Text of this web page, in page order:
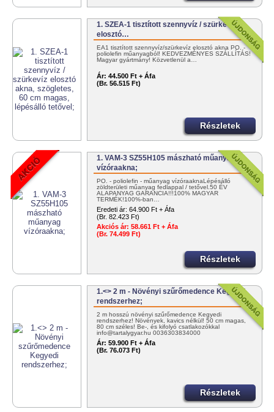
1. SZEA-1 tisztított szennyvíz / szürkevíz
elosztó…
EA1 tisztított szennyvíz/szürkevíz elosztó akna PO. -
poliolefin műanyagból! KEDVEZMÉNYES SZÁLLÍTÁS!
Magyar gyártmány! Közvetlenül a…
Ár: 44.500 Ft + Áfa
(Br. 56.515 Ft)
Részletek
1. VAM-3 SZ55H105 mászható műanyag
vízóraakna;
PO. - poliolefin - műanyag vízóraaknaLépésálló
zöldterületi műanyag fedlappal / tetővel.50 ÉV
ALAPANYAG GARANCIA!!!100% MAGYAR
TERMÉK!100%-ban…
Eredeti ár: 64.900 Ft + Áfa
(Br. 82.423 Ft)
Akciós ár: 58.661 Ft + Áfa
(Br. 74.499 Ft)
Részletek
1.<> 2 m - Növényi szűrőmedence Kegyedi
rendszerhez;
2 m hosszú növényi szűrőmedence Kegyedi
rendszerhez! Növények, kavics nélkül! 50 cm magas,
80 cm széles! Be-, és kifolyó csatlakozókkal
info@tartalygyar.hu 0036303834000
Ár: 59.900 Ft + Áfa
(Br. 76.073 Ft)
Részletek